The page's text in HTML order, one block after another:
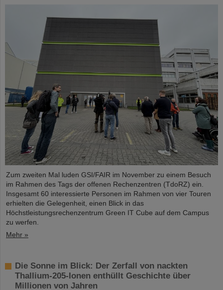
Zum zweiten Mal luden GSI/FAIR im November zu einem Besuch
im Rahmen des Tags der offenen Rechenzentren (TdoRZ) ein.
Insgesamt 60 interessierte Personen im Rahmen von vier Touren
erhielten die Gelegenheit, einen Blick in das
Höchstleistungsrechenzentrum Green IT Cube auf dem Campus
zu werfen.
Mehr »
Die Sonne im Blick: Der Zerfall von nackten
Thallium-205-Ionen enthüllt Geschichte über
Millionen von Jahren